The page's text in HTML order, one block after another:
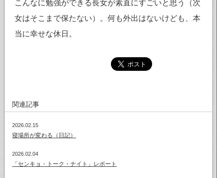
こんなに勉強ができる長女が素直にすごいと思う（次
女はそこまで保たない）。何も外出はないけども、本
当に幸せな休日。
関連記事
2026.02.15
寝場所が変わる（日記）
2026.02.04
「センキョ・トーク・ナイト」レポート